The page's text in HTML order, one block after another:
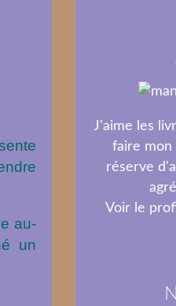
au-
un
J'aime les
faire mon
réserve
Voir le